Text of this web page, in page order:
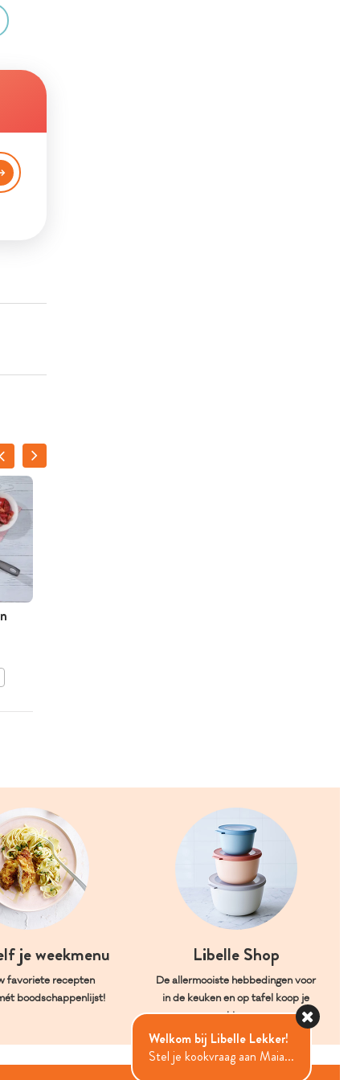
je weekmenu
favoriete recepten
boodschappenlijst!
Libelle Shop
De allermooiste hebbedingen voor
in de keuken en op tafel koop je
hier.
Welkom bij Libelle Lekker!
Stel je kookvraag aan Maia...